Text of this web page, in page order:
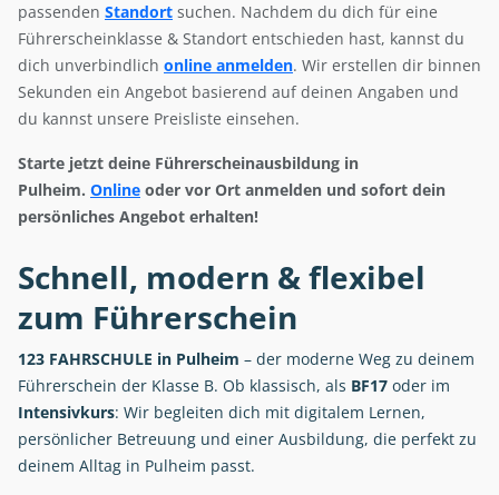
passenden Standort suchen. Nachdem du dich für eine
Führerscheinklasse & Standort entschieden hast, kannst du
dich unverbindlich online anmelden. Wir erstellen dir binnen
Sekunden ein Angebot basierend auf deinen Angaben und
du kannst unsere Preisliste einsehen.
Starte jetzt deine Führerscheinausbildung in
Pulheim. Online oder vor Ort anmelden und sofort dein
persönliches Angebot erhalten!
Schnell, modern & flexibel
zum Führerschein
123 FAHRSCHULE in Pulheim – der moderne Weg zu deinem
Führerschein der Klasse B. Ob klassisch, als BF17 oder im
Intensivkurs: Wir begleiten dich mit digitalem Lernen,
persönlicher Betreuung und einer Ausbildung, die perfekt zu
deinem Alltag in Pulheim passt.